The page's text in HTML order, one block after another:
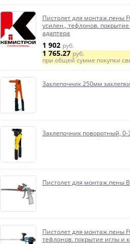
Пистолет для монтаж.пены
усилен., тефлонов.
адаптера
1 902 руб.
1 765.27руб.
при общей сумме покупки
Заклепочник 250мм
Заклепочник поворотный, 0-
Пистолет для монтаж.пены
Пистолет для монтаж.пены
тефлонов. покрытие иглы и